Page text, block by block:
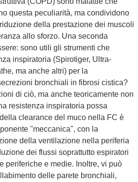
questa peculiarità, ma condividono
della prestazione dei muscoli
allo sforzo. Una seconda
sono utili gli strumenti che
inspiratoria (Spirotiger, Ultra-
ma anche altri) per la
bronchiali in fibrosi cistica?
di ciò, ma anche teoricamente non
resistenza inspiratoria possa
clearance del muco nella FC è
"meccanica", con la
della ventilazione nella periferia
dei flussi soprattutto espiratori
periferiche e medie. Inoltre, vi può
delle parete bronchiali,